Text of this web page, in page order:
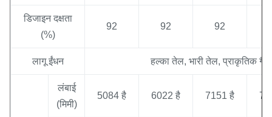
डिजाइन दक्षता
(%)
92 92 92
लागू ईंधन हल्का तेल, भारी तेल, प्राकृतिक
लंबाई
(मिमी)
5084 है 6022 है 7151 है